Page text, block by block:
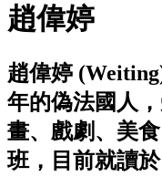
趙偉婷
趙偉婷
年的偽法國人
畫、戲劇、美
班，目前就讀